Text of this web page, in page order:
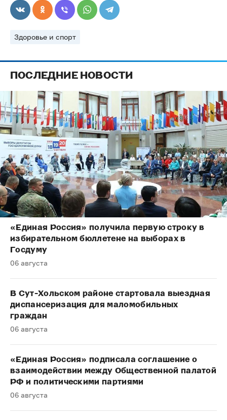
Здоровье и спорт
ПОСЛЕДНИЕ НОВОСТИ
«Единая Россия» получила первую строку в
избирательном бюллетене на выборах в
Госдуму
06 августа
В Сут-Хольском районе стартовала выездная
диспансеризация для маломобильных
граждан
06 августа
«Единая Россия» подписала соглашение о
взаимодействии между Общественной палатой
РФ и политическими партиями
06 августа